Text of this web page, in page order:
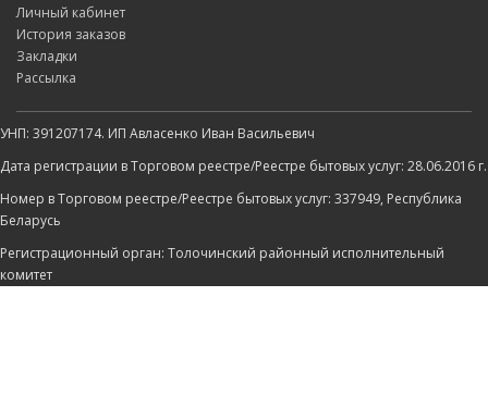
Личный кабинет
История заказов
Закладки
Рассылка
УНП: 391207174. ИП Авласенко Иван Васильевич
Дата регистрации в Торговом реестре/Реестре бытовых услуг: 28.06.2016 г.
Номер в Торговом реестре/Реестре бытовых услуг: 337949, Республика
Беларусь
Регистрационный орган: Толочинский районный исполнительный
комитет